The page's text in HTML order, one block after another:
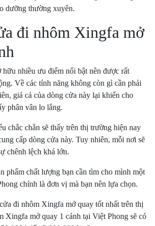
dưỡng thường xuyên.
đi nhôm Xingfa mở
hữu nhiều ưu điểm nổi bật nên được rất
Về các tính năng không còn gì cần phải
giá cả của dòng cửa này lại khiến cho
phân vân lo lắng.
chắc chắn sẽ thấy trên thị trường hiện nay
cấp dòng cửa này. Tuy nhiên, mỗi nơi sẽ
chênh lệch khá lớn.
phẩm chất lượng bạn cần tìm cho mình một
chính là đơn vị mà bạn nên lựa chọn.
đi nhôm Xingfa mở quay tốt nhất trên thị
Xingfa mở quay 1 cánh tại Việt Phong sẽ có